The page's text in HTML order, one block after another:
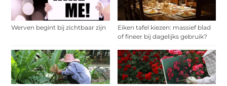
Werven begint bij zichtbaar zijn
Eiken tafel kiezen: massief blad
of fineer bij dagelijks gebruik?